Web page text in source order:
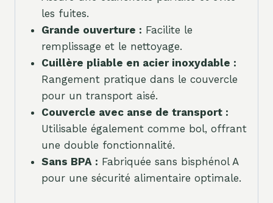
les fuites.
Grande ouverture : Facilite le
remplissage et le nettoyage.
Cuillère pliable en acier inoxydable :
Rangement pratique dans le couvercle
pour un transport aisé.
Couvercle avec anse de transport :
Utilisable également comme bol, offrant
une double fonctionnalité.
Sans BPA : Fabriquée sans bisphénol A
pour une sécurité alimentaire optimale.